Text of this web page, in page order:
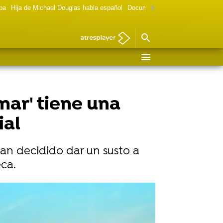
Hija de Michael Douglas habla español Documental Las chicas Gilmore
tiene una
decidido dar un susto a